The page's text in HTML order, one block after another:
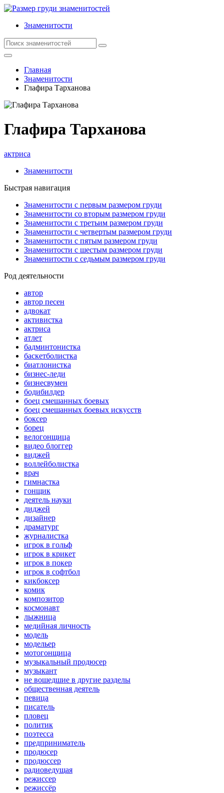
Знаменитости
Главная
Знаменитости
Глафира Тарханова
Глафира Тарханова
актриса
Знаменитости
Быстрая навигация
Знаменитости с первым размером груди
Знаменитости со вторым размером груди
Знаменитости с третьим размером груди
Знаменитости с четвертым размером груди
Знаменитости с пятым размером груди
Знаменитости с шестым размером груди
Знаменитости с седьмым размером груди
Род деятельности
автор
автор песен
адвокат
активистка
актриса
атлет
бадминтонистка
баскетболистка
биатлонистка
бизнес-леди
бизнесвумен
бодибилдер
боец смешанных боевых
боец смешанных боевых искусств
боксер
борец
велогонщица
видео блоггер
виджей
воллейболистка
врач
гимнастка
гонщик
деятель науки
диджей
дизайнер
драматург
журналистка
игрок в гольф
игрок в крикет
игрок в покер
игрок в софтбол
кикбоксер
комик
композитор
космонавт
лыжница
медийная личность
модель
модельер
мотогонщица
музыкальный продюсер
музыкант
не вошедшие в другие разделы
общественная деятель
певица
писатель
пловец
политик
поэтесса
предприниматель
продюсер
продюссер
радиоведущая
режиссер
режиссёр